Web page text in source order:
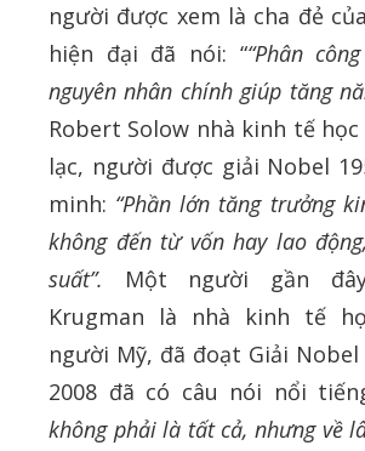
người được xem là cha đẻ
hiện đại đã nói: ““Phân
nguyên nhân chính giúp tăng
Robert Solow nhà kinh tế
lạc, người được giải Nobel
minh: “Phần lớn tăng trưởng
không đến từ vốn hay lao
suất”. Một người gần
Krugman là nhà kinh tế
người Mỹ, đã đoạt Giải
2008 đã có câu nói nổi
không phải là tất cả, nhưng về